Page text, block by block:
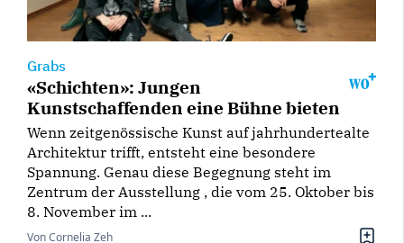
Grabs
«Schichten»: Jungen
Kunstschaffenden eine Bühne bieten
Wenn zeitgenössische Kunst auf jahrhundertealte
Architektur trifft, entsteht eine besondere
Spannung. Genau diese Begegnung steht im
Zentrum der Ausstellung , die vom 25. Oktober bis
8. November im ...
Von Cornelia Zeh